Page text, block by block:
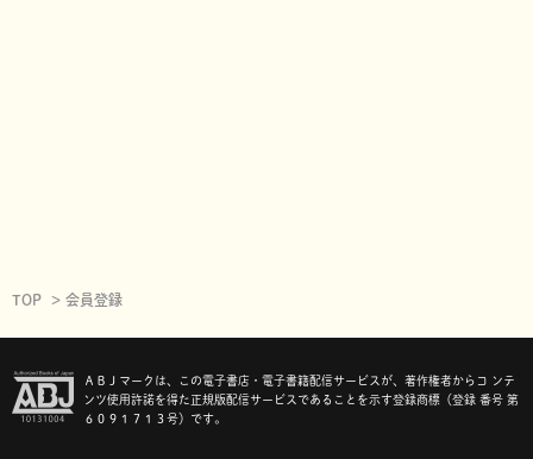
TOP 会員登録
ＡＢＪマークは、この電子書店・電子書籍配信サービスが、著作権者からコ ンテ
ンツ使用許諾を得た正規版配信サービスであることを示す登録商標（登録 番号 第
６０９１７１３号）です。